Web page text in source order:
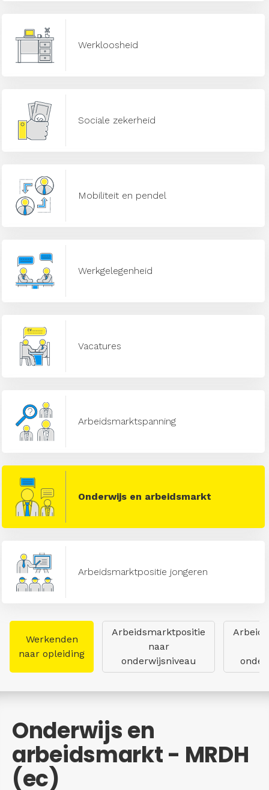
Werkloosheid
Sociale zekerheid
Mobiliteit en pendel
Werkgelegenheid
Vacatures
Arbeidsmarktspanning
Onderwijs en arbeidsmarkt
Arbeidsmarktpositie jongeren
Werkenden
naar opleiding
Arbeidsmarktpositie
naar
onderwijsniveau
Onderwijs en
arbeidsmarkt - MRDH
(ec)